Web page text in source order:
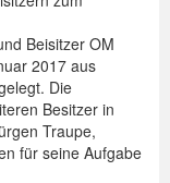
Beisitzer OM
2017 aus
Die
Besitzer in
Traupe,
für seine Aufgabe